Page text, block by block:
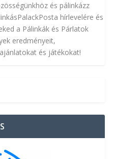
és pálinkázz
hírlevelére és
a Pálinkák és Párlatok
eredményeit,
és játékokat!